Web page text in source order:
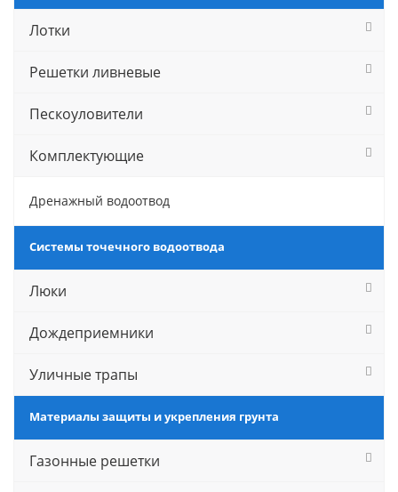
Лотки
Решетки ливневые
Пескоуловители
Комплектующие
Дренажный водоотвод
Системы точечного водоотвода
Люки
Дождеприемники
Уличные трапы
Материалы защиты и укрепления грунта
Газонные решетки